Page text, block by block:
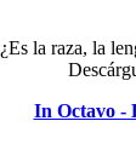
¿Es la raza, la
In Octavo -